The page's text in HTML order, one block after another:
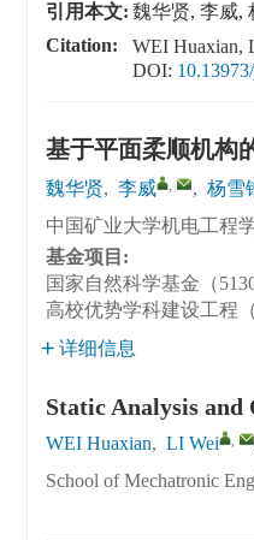
引用本文: 魏华贤, 李威,
Citation:
WEI Huaxian,
DOI:
基于平面柔顺机构
魏华贤, 李威 , , 杨雪
中国矿业大学机电工程
基金项目:
国家自然科学基金（
高校优势学科建设工程（
详细信息
Static Analysis
WEI Huaxian, LI Wei ,
School of Mechatronic